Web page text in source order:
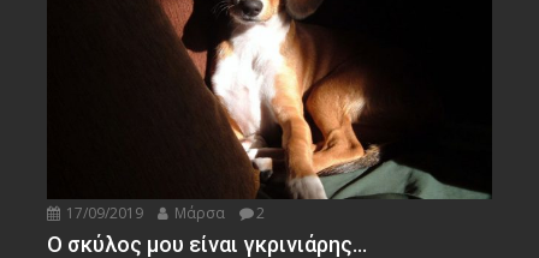
17/09/2019 Μάρσα 2
Ο σκύλος μου είναι γκρινιάρης…